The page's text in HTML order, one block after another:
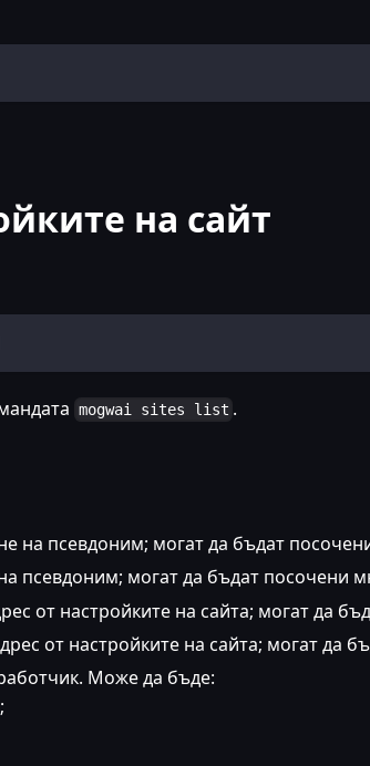
на сайт
mogwai sites list .
на псевдоним; могат да бъдат
псевдоним; могат да бъдат посочени
от настройките на сайта; могат да
от настройките на сайта; могат да
Може да бъде:
;